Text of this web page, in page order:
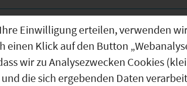
obenstehend!
Einwilligung erteilen, verwenden
einen Klick auf den Button
wir zu Analysezwecken Cookies
die sich ergebenden Daten